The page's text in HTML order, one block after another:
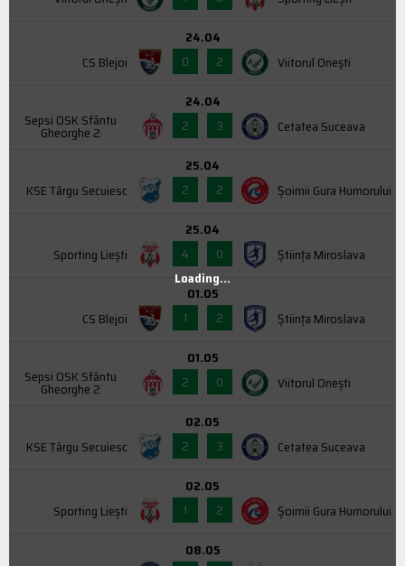
CS Blejoi
24.04
0
2 Viitorul Onești
Sepsi OSK Sfântu
Gheorghe 2
24.04
2
3 Cetatea Suceava
KSE Târgu Secuiesc
25.04
2
2 Şoimii Gura Humorului
Sporting Liești
25.04
4
0 Știința Miroslava
CS Blejoi
01.05
1
2 Știința Miroslava
Sepsi OSK Sfântu
Gheorghe 2
01.05
2
0 Viitorul Onești
KSE Târgu Secuiesc
02.05
2
3 Cetatea Suceava
Sporting Liești
02.05
1
2 Şoimii Gura Humorului
08.05
Loading...